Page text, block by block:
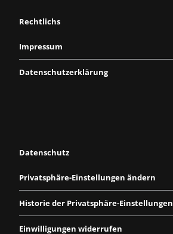
Rechtlichs
Impressum
Datenschutzerklärung
Datenschutz
Privatsphäre-Einstellungen ändern
Historie der Privatsphäre-Einstellungen
Einwilligungen widerrufen